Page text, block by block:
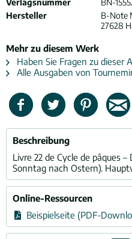
Verlagsnummer
BN-
Hersteller
B-Note
27628
Mehr zu diesem Werk
Haben Sie Fragen zu dieser
Alle Ausgaben von
Beschreibung
Livre 22 de Cycle de pâques
Sonntag nach Ostern).
Online-Ressourcen
Beispielseite (PDF-